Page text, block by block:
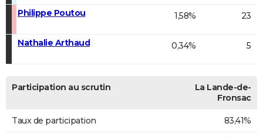
Philippe Poutou 1,58% 23
Nathalie Arthaud 0,34% 5
Participation au scrutin
La Lande-de-
Fronsac
Taux de participation 83,41%